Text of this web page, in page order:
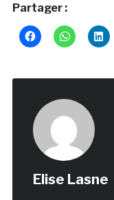
Partager :
Elise Lasne